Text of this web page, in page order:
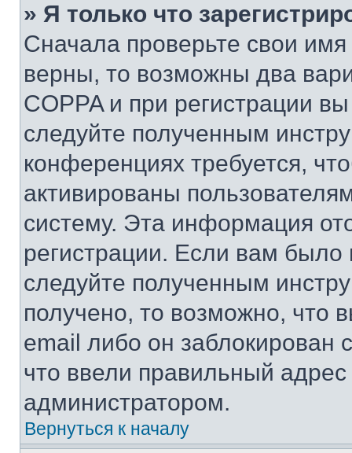
» Я только что
Сначала проверьте свои
верны, то возможны два
COPPA и при регистрации
следуйте полученным
конференциях требуется,
активированы
систему. Эта информация
регистрации. Если вам
следуйте полученным
получено, то возможно, что
email либо он
что ввели правильный адрес
администратором.
Вернуться к началу